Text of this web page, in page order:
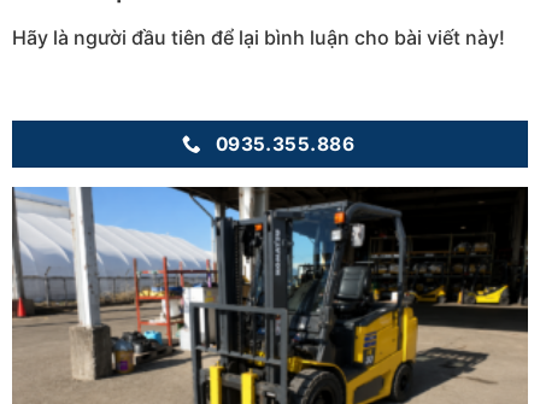
Hãy là người đầu tiên để lại bình luận cho bài viết này!
0935.355.886